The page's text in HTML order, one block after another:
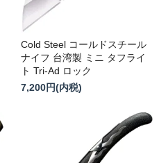
Cold Steel コールドスチール
ナイフ 台湾製 ミニ タフライ
ト Tri-Ad ロック
7,200円(内税)